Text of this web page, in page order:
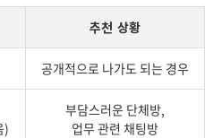
추천 상황
공개적으로 나가도 되는 경우
)
부담스러운 단체방,
업무 관련 채팅방